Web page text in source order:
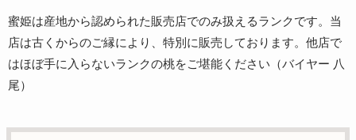
蜜姫は産地から認められた販売店でのみ扱えるランクです。当
店は古くからのご縁により、特別に販売しております。他店で
はほぼ手に入らないランクの桃をご堪能ください（バイヤー 八
尾）